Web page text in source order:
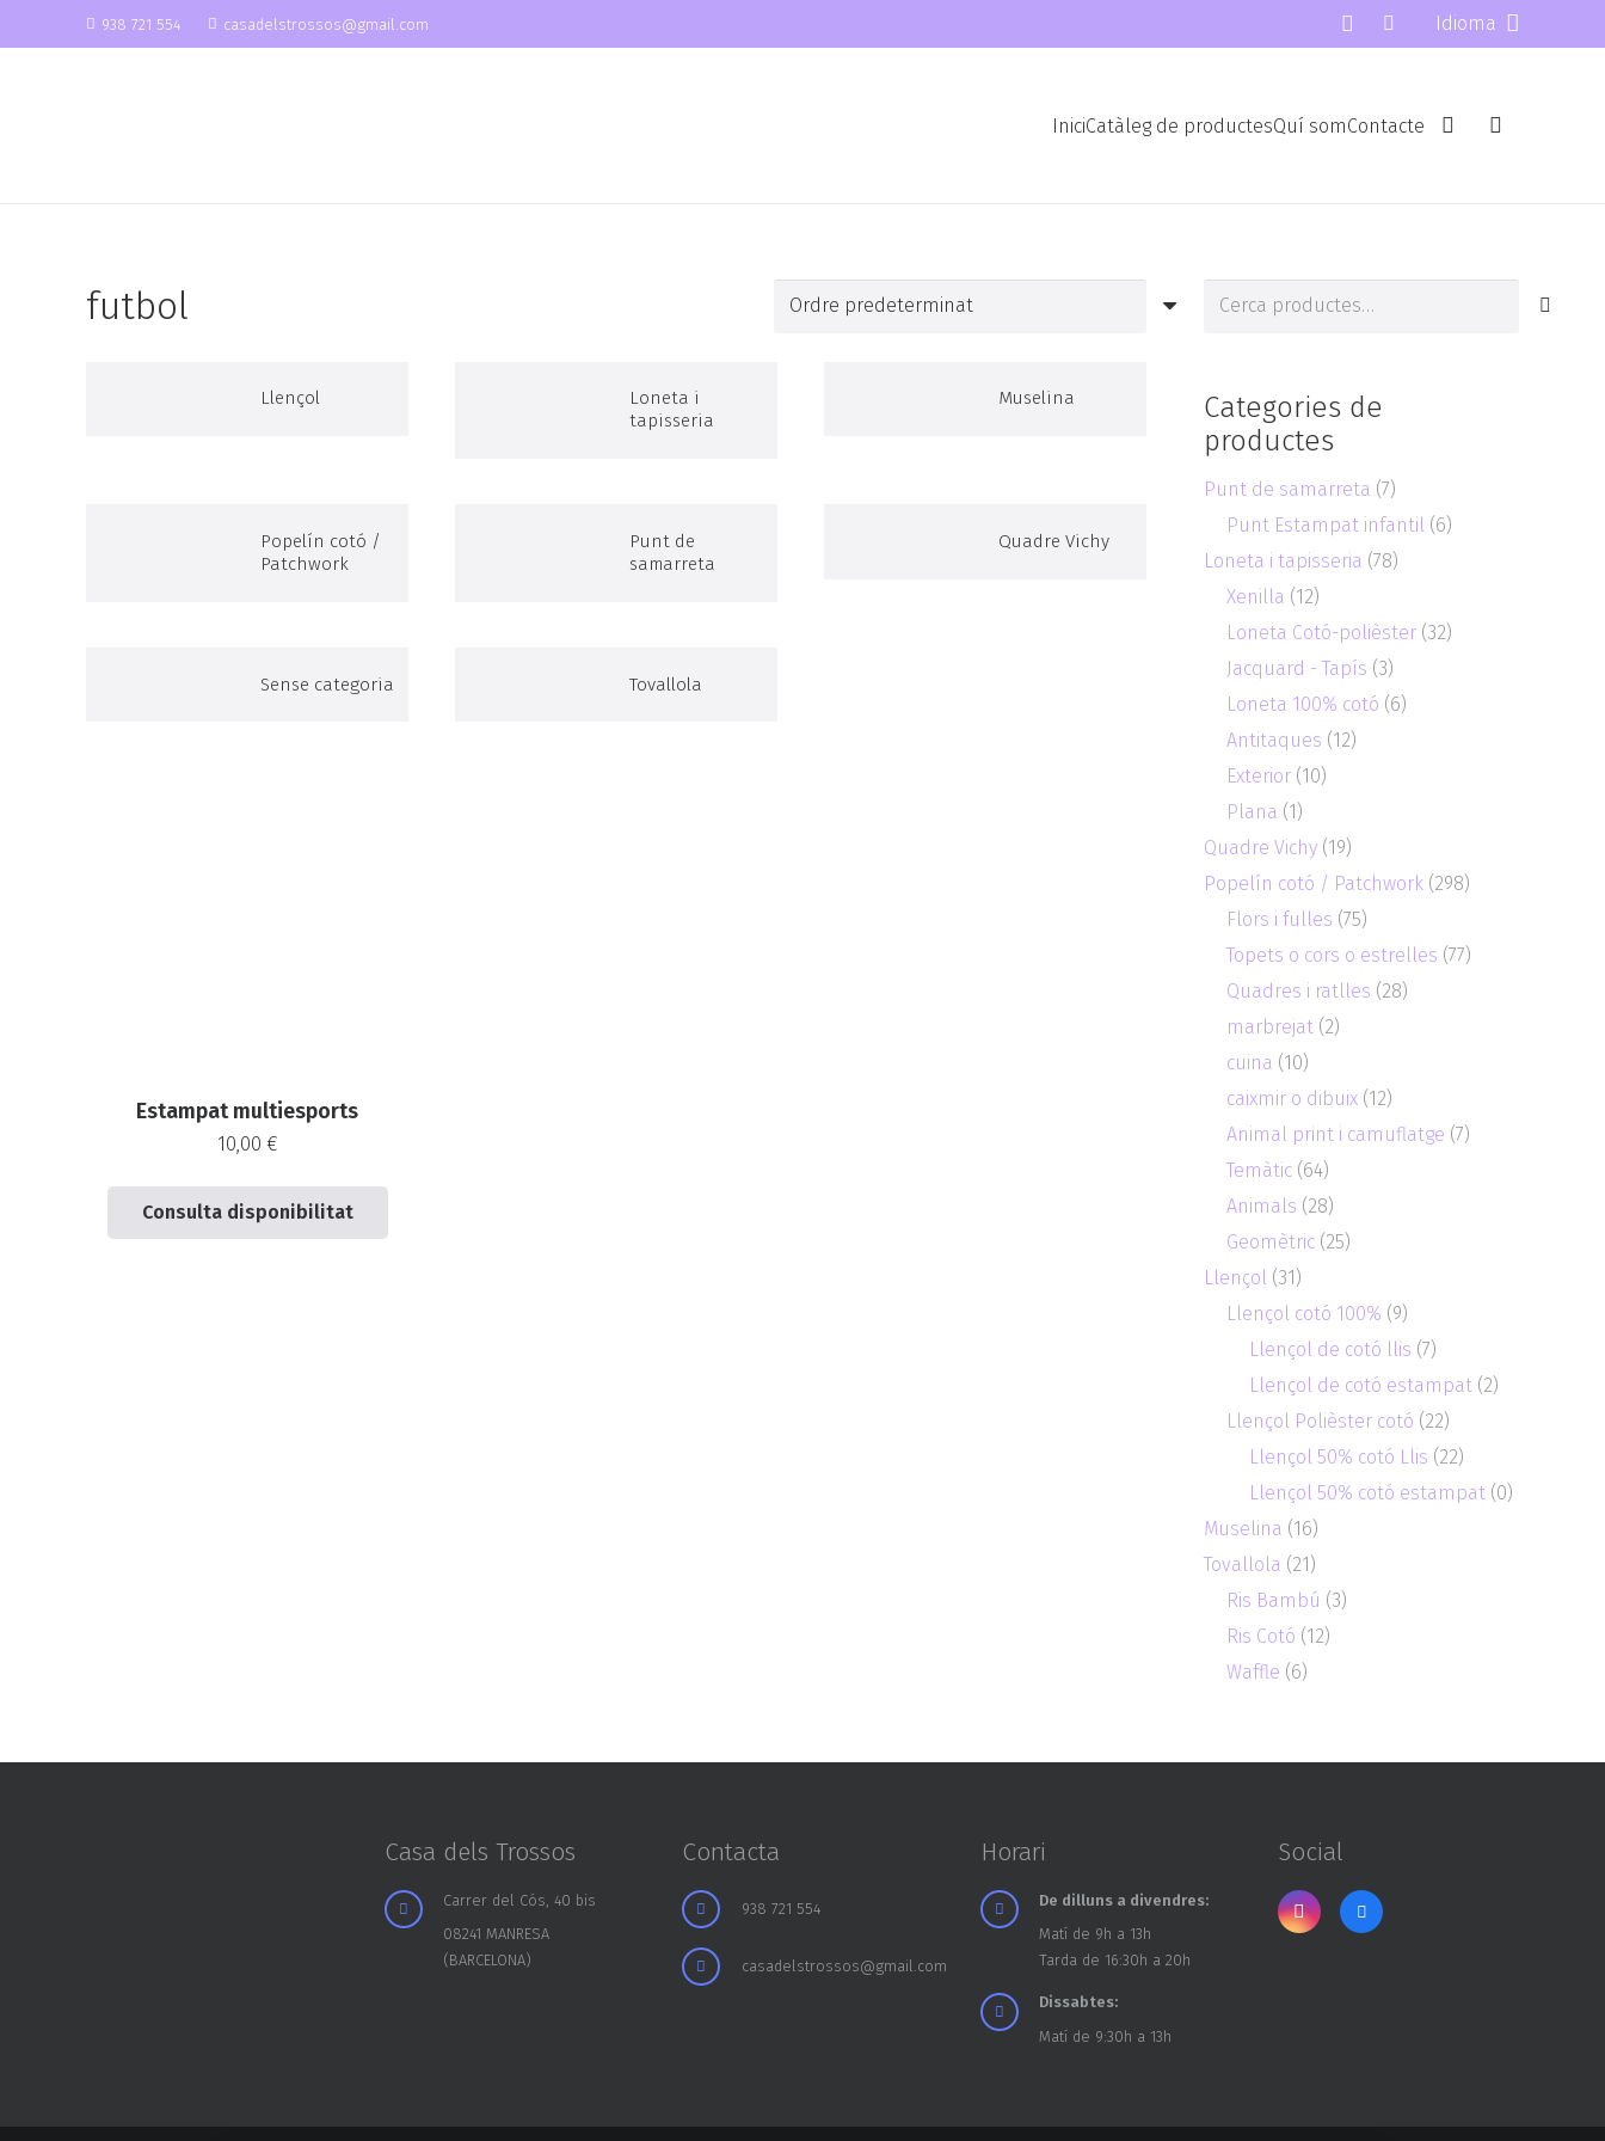
938 721 554 casadelstrossos@gmail.com Idioma
IniciCatàleg de productesQuí somContacte
futbol
Llençol
Loneta i
tapisseria
Muselina
Popelín cotó /
Patchwork
Punt de
samarreta
Quadre Vichy
Sense categoria Tovallola
Estampat multiesports
10,00 €
Consulta disponibilitat
Cerca
Categories de
productes
Punt de samarreta (7)
Punt Estampat infantil (6)
Loneta i tapisseria (78)
Xenilla (12)
Loneta Cotó-polièster (32)
Jacquard - Tapís (3)
Loneta 100% cotó (6)
Antitaques (12)
Exterior (10)
Plana (1)
Quadre Vichy (19)
Popelín cotó / Patchwork (298)
Flors i fulles (75)
Topets o cors o estrelles (77)
Quadres i ratlles (28)
marbrejat (2)
cuina (10)
caixmir o dibuix (12)
Animal print i camuflatge (7)
Temàtic (64)
Animals (28)
Geomètric (25)
Llençol (31)
Llençol cotó 100% (9)
Llençol de cotó llis (7)
Llençol de cotó estampat (2)
Llençol Polièster cotó (22)
Llençol 50% cotó Llis (22)
Llençol 50% cotó estampat (0)
Muselina (16)
Tovallola (21)
Ris Bambú (3)
Ris Cotó (12)
Waffle (6)
Casa dels Trossos
Carrer del Cós, 40 bis
08241 MANRESA
(BARCELONA)
Contacta
938 721 554
casadelstrossos@gmail.com
Horari
De dilluns a divendres:
Matí de 9h a 13h
Tarda de 16:30h a 20h
Dissabtes:
Matí de 9:30h a 13h
Social